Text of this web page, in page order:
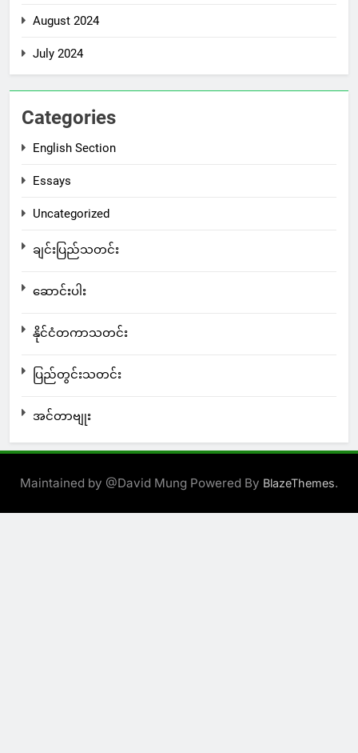
August 2024
July 2024
Categories
English Section
Essays
Uncategorized
ချင်းပြည်သတင်း
ဆောင်းပါး
နိုင်ငံတကာသတင်း
ပြည်တွင်းသတင်း
အင်တာဗျုး
Maintained by @David Mung Powered By BlazeThemes.